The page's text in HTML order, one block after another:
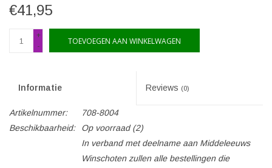
€41,95
+
-
TOEVOEGEN AAN WINKELWAGEN
Informatie Reviews (0)
Artikelnummer:
708-8004
Beschikbaarheid:
Op voorraad(2)
In verband met deelname aan Middeleeuws
Winschoten zullen alle bestellingen die